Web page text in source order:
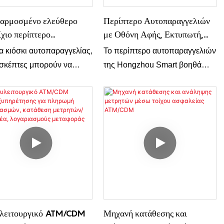
ελεύθερο
περίπτερο
με οθόνη
πληρωμής
κιόσκι αυτοπαραγγελίας,
μπορούν να
ρυθμό και όπως
με δυνατότητα
μέσω POS,
να χρειάζεται να
βοήθεια.
Περίπτερο Αυτοπαραγγελιών
με Οθόνη Αφής, Εκτυπωτή,
Σαρωτή Κωδικών QR, Ηχείο,
Τερματικό POS
Το περίπτερο αυτοπαραγγελιών
της Hongzhou Smart βοηθά
παραγγελίας στο σημείο
πώλησης (POS),
να παραγγείλουν και να
αναβαθμίσουν προϊόντα,
ATM/CDM
Μηχανή κατάθεσης και